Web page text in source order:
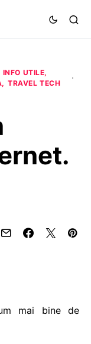
INFO UTILE
TRAVEL TECH
mai bine de